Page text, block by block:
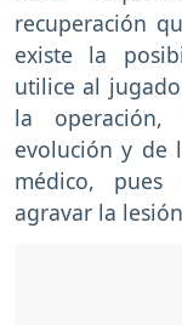
recuperación
existe la
utilice al
la
evolución y de
médico,
agravar la